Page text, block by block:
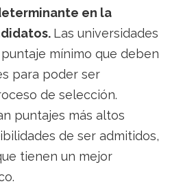
en la
Las universidades
mínimo que deben
para poder ser
de selección.
puntajes más altos
de ser admitidos,
tienen un mejor